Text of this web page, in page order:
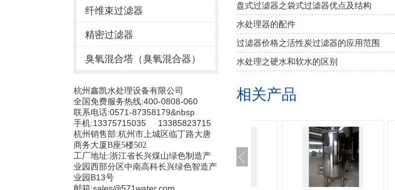
纤维束过滤器
精密过滤器
臭氧混合塔（臭氧混合器）
杭州鑫凯水处理设备有限公司
全国免费服务热线:400-0808-060
联系电话:0571-87358179&nbsp
手机:13375715035 13385823715
杭州销售部:杭州市上城区临丁路大唐
商务大厦B座5楼502
工厂地址:浙江省长兴煤山绿色制造产
业园西部分区中南高科长兴绿色智造产
业园B13号
盘式过滤器之袋式过滤器优点及结构
水处理器的配件
​过滤器价格之活性炭过滤器的应用范围
水处理之硬水和软水的区别
相关产品